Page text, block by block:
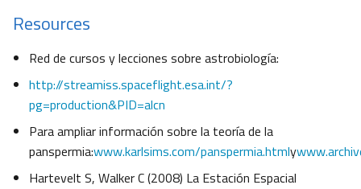
Resources
Red de cursos y lecciones sobre astrobiología:
http://streamiss.spaceflight.esa.int/?
pg=production&PID=alcn
Para ampliar información sobre la teoría de la
panspermia:www.karlsims.com/panspermia.htmly
Hartevelt S, Walker C (2008) La Estación Espacial